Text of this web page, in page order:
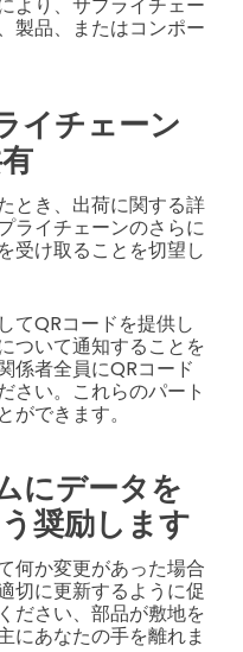
製品、またはコンポー
イチェーン
とき、出荷に関する詳
ライチェーンのさらに
受け取ることを切望し
てQRコードを提供し
ついて通知することを
係者全員にQRコード
さい。これらのパート
できます。
にデータを
奨励します
何か変更があった場合
切に更新するように促
ださい、部品が敷地を
にあなたの手を離れま